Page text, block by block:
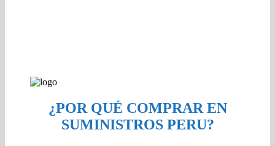
¿POR QUÉ COMPRAR EN
SUMINISTROS PERU?